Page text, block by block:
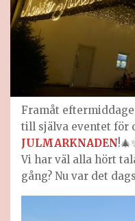
Framåt
till själva eventet för
JULMARKNADEN
Vi har väl alla hört
gång? Nu var det